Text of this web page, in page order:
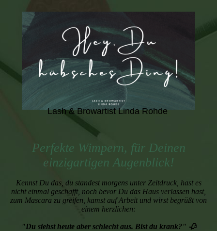
Lash & Browartist Linda Rohde
Perfekte Wimpern, für Deinen
einzigartigen Augenblick!
Kennst Du das, du standest morgens unter Zeitdruck, hast es
nicht einmal geschafft, noch bevor Du das Haus verlassen hast,
zum Mascara zu greifen, kamst auf Arbeit und wirst begrüßt von
einem herzlichen:
"Du siehst heute aber schlecht aus. Bist du krank?" 🥀